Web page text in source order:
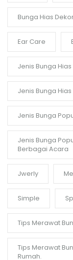
Bunga Hias
Ear Care
Jenis Bunga
Jenis Bunga
Jenis Bunga
Jenis Bunga
Berbagai Acara
Jwerly
Simple
Tips Merawat
Tips Merawat
Rumah.